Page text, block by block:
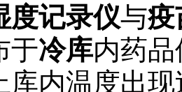
度记录仪与疫
于冷库内药
库内温度出